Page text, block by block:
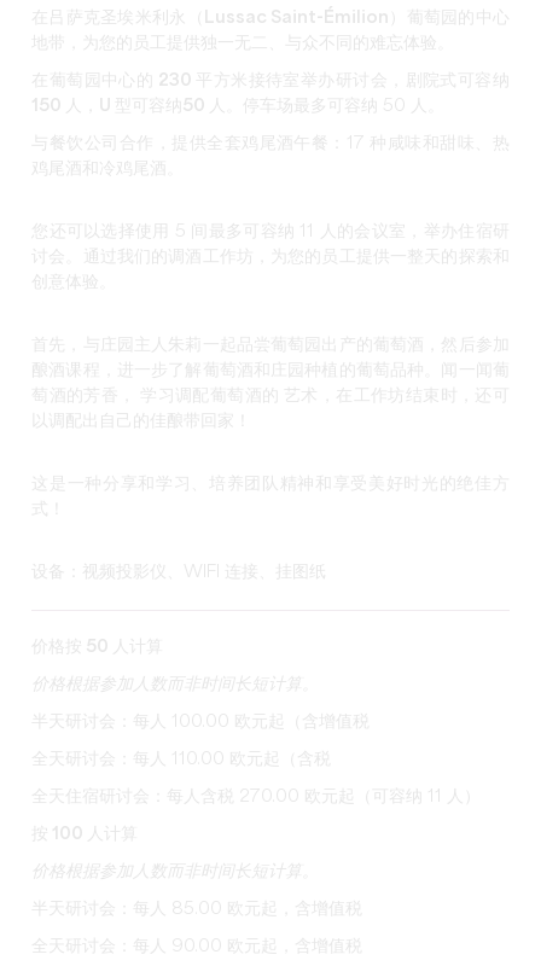
在吕萨克圣埃米利永（Lussac Saint-Émilion）葡萄园的中心
地带，为您的员工提供独一无二、与众不同的难忘体验。
在 葡萄园中心的 230 平方米接待室 举办研讨会， 剧院式
可容纳
150 人，U 型
可容纳 50 人。 停车场最多可容纳 50 人。
与餐饮公司合作，提供全套鸡尾酒午餐：17 种咸味和甜味、热
鸡尾酒和冷鸡尾酒。
您 还可以选择 使用 5 间最多可容纳 11 人的会议室，举办住宿研
讨会。通过我们的调酒工作坊，为 您的员工 提供 一整天的探索和
创意
体验。
首先，与庄园主人朱莉一起品尝葡萄园出产的葡萄酒，然后
参加
酿酒课程
，进一步了解葡萄酒和庄园种植的葡萄品种。闻一闻葡
萄酒的芳香，
学习调配 葡萄酒的 艺术
，在工作坊结束时，还可
以 调配出自己的佳酿 带回家！
这是一种分享和学习、培养团队精神和享受美好时光的绝佳方
设备：视频投影仪、WIFI 连接、挂图纸
价格按 50 人计算
价格根据参加人数而非时间长短计算。
半天研讨会：每人 100.00 欧元起（含增值税
全天研讨会：每人 110.00 欧元起（含税
全天住宿研讨会：每人含税 270.00 欧元起（可容纳 11 人）
按 100 人计算
价格根据参加人数而非时间长短计算。
半天研讨会：每人 85.00 欧元起，含增值税
全天研讨会：每人 90.00 欧元起，含增值税